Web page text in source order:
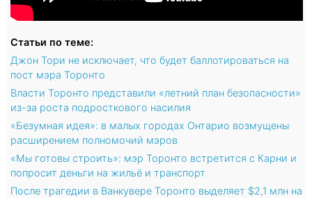
Статьи по теме:
Джон Тори не исключает, что будет баллотироваться на
пост мэра Торонто
Власти Торонто представили «летний план безопасности»
из-за роста подросткового насилия
«Безумная идея»: в малых городах Онтарио возмущены
расширением полномочий мэров
«Мы готовы строить»: мэр Торонто встретится с Карни и
попросит деньги на жильё и транспорт
После трагедии в Ванкувере Торонто выделяет $2,1 млн на